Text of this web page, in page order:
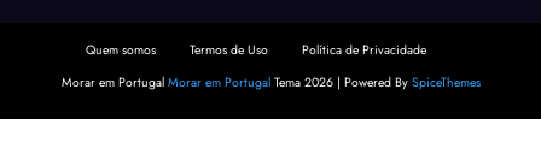
Quem somos Termos de Uso
Política de Privacidade
Morar em Portugal Morar em PortugalTema 2026 | Powered By SpiceThemes